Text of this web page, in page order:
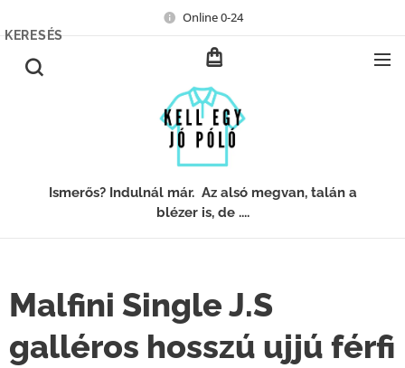
Online 0-24
Ismerős? Indulnál már. Az alsó megvan, talán a
blézer is, de ....
KERESÉS
Malfini Single J.S
galléros hosszú ujjú férfi